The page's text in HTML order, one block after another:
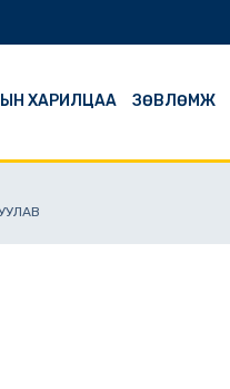
ХАРИЛЦАА ЗӨВЛӨМЖ